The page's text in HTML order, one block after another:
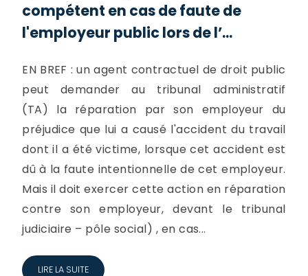
compétent en cas de faute de
l'employeur public lors de l’...
EN BREF : un agent contractuel de droit public
peut demander au tribunal administratif
(TA) la réparation par son employeur du
préjudice que lui a causé l'accident du travail
dont il a été victime, lorsque cet accident est
dû à la faute intentionnelle de cet employeur.
Mais il doit exercer cette action en réparation
contre son employeur, devant le tribunal
judiciaire – pôle social) , en cas...
LIRE LA SUITE